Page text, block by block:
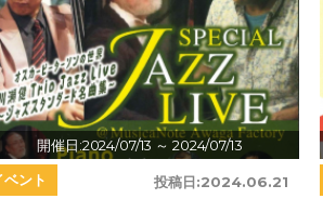
開催日:2024/07/13 ～ 2024/07/13
投稿日:2024.06.21
ベント